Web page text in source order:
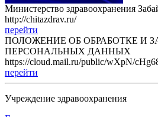
Министерство здравоохранения
http://chitazdrav.ru/
перейти
ПОЛОЖЕНИЕ ОБ ОБРАБОТКЕ И
ПЕРСОНАЛЬНЫХ ДАННЫХ
https://cloud.mail.ru/public/wXpN/
перейти
Учреждение здравоохранения